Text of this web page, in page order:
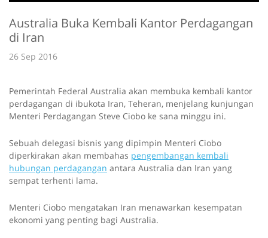
Australia Buka Kembali Kantor Perdagangan
di Iran
26 Sep 2016
Pemerintah Federal Australia akan membuka kembali kantor
perdagangan di ibukota Iran, Teheran, menjelang kunjungan
Menteri Perdagangan Steve Ciobo ke sana minggu ini.
Sebuah delegasi bisnis yang dipimpin Menteri Ciobo
diperkirakan akan membahas pengembangan kembali
hubungan perdagangan antara Australia dan Iran yang
sempat terhenti lama.
Menteri Ciobo mengatakan Iran menawarkan kesempatan
ekonomi yang penting bagi Australia.